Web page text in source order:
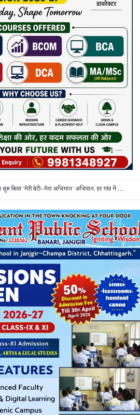
मुख्यमंत्री विष्णुदेव साय ने शुरू किया ‘मेरी बेटी–मेरा अभिमान’ अभियान, हर गांव में मुक्तिधाम और हर स्कूल में बालिका शौचालय